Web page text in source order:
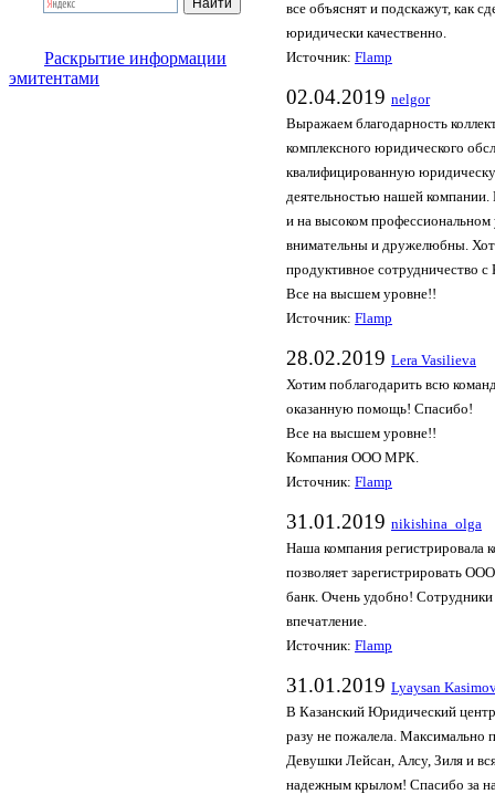
Раскрытие информации
эмитентами
все объяснят и подскажут, как
юридически качественно.
Источник: Flamp
02.04.2019 nelgor
Выражаем благодарность
комплексного юридического
квалифицированную
деятельностью нашей компании.
и на высоком
внимательны и дружелюбны.
продуктивное сотрудничество
Все на высшем уровне!!
Источник: Flamp
28.02.2019 Lera Vasilieva
Хотим поблагодарить всю
оказанную помощь! Спасибо!
Все на высшем уровне!!
Компания ООО МРК.
Источник: Flamp
31.01.2019 nikishina_olga
Наша компания регистрировала
позволяет зарегистрировать
банк. Очень удобно! Сотрудники
впечатление.
Источник: Flamp
31.01.2019 Lyaysan
В Казанский Юридический
разу не пожалела. Максимально
Девушки Лейсан, Алсу, Зиля и
надежным крылом! Спасибо за